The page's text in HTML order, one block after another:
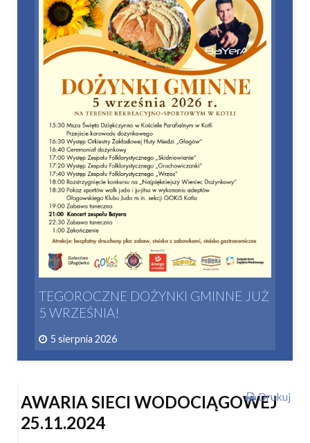
TEGOROCZNE DOŻYNKI GMINNE JUŻ
5 WRZEŚNIA!
5 sierpnia 2026
AWARIA SIECI WODOCIĄGOWEJ
25.11.2024
Drukuj